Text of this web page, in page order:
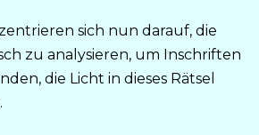
sich nun darauf, die
zu analysieren, um Inschriften
die Licht in dieses Rätsel